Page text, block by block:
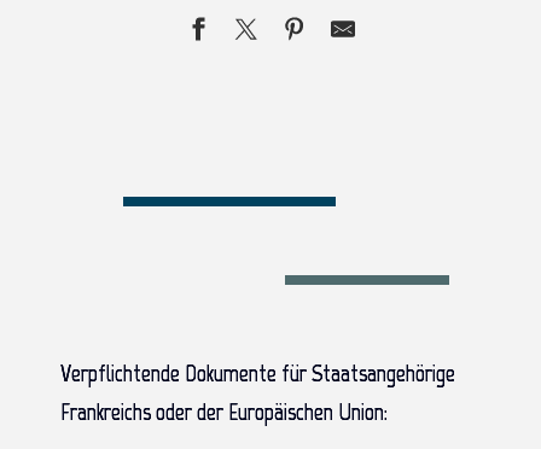
Verpflichtende Dokumente für Staatsangehörige
Frankreichs oder der Europäischen Union: